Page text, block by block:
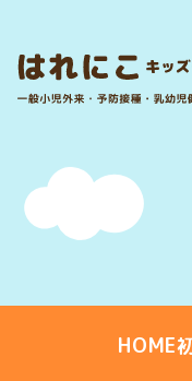
HOME